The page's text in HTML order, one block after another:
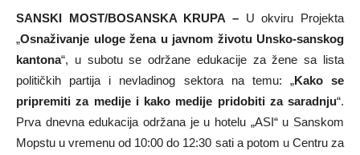
SANSKI MOST/BOSANSKA KRUPA – U okviru Projekta
„Osnaživanje uloge žena u javnom životu Unsko-sanskog
kantona“, u subotu se održane edukacije za žene sa lista
političkih partija i nevladinog sektora na temu: „Kako se
pripremiti za medije i kako medije pridobiti za saradnju“.
Prva dnevna edukacija održana je u hotelu „ASI“ u Sanskom
Mopstu u vremenu od 10:00 do 12:30 sati a potom u Centru za